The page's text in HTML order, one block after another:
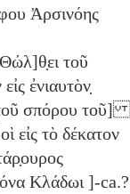
Ἀρσινόης
τοῦ
ἐνιαυτὸν̣
σπόρου τοῦ]
εἰς τὸ δέκατον
Κλάδωι ]-ca.?